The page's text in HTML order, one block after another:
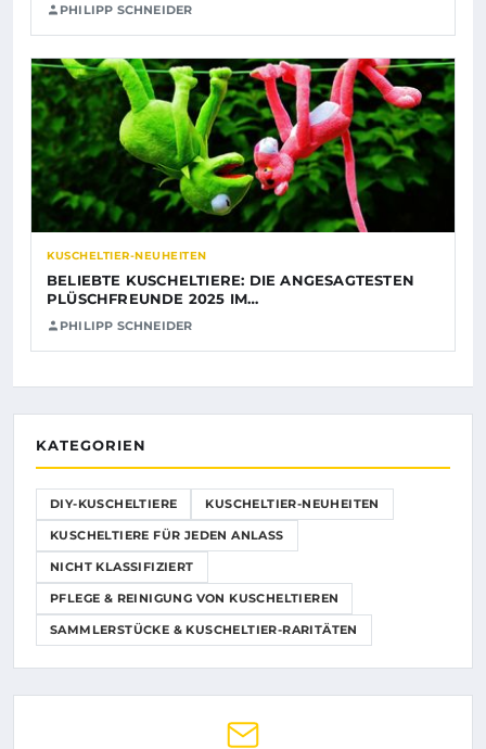
PHILIPP SCHNEIDER
KUSCHELTIER-NEUHEITEN
BELIEBTE KUSCHELTIERE: DIE ANGESAGTESTEN
PLÜSCHFREUNDE 2025 IM…
PHILIPP SCHNEIDER
KATEGORIEN
DIY-KUSCHELTIERE KUSCHELTIER-NEUHEITEN
KUSCHELTIERE FÜR JEDEN ANLASS
NICHT KLASSIFIZIERT
PFLEGE & REINIGUNG VON KUSCHELTIEREN
SAMMLERSTÜCKE & KUSCHELTIER-RARITÄTEN